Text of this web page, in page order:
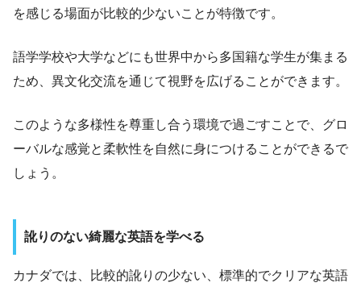
を感じる場面が比較的少ないことが特徴です。
語学学校や大学などにも世界中から多国籍な学生が集まる
ため、異文化交流を通じて視野を広げることができます。
このような多様性を尊重し合う環境で過ごすことで、グロ
ーバルな感覚と柔軟性を自然に身につけることができるで
しょう。
訛りのない綺麗な英語を学べる
カナダでは、比較的訛りの少ない、標準的でクリアな英語